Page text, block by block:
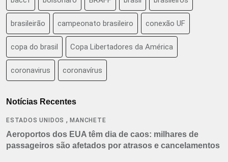
brasileirão campeonato brasileiro conexão UF
copa do brasil Copa Libertadores da América
coronavirus coronavírus
Notícias Recentes
ESTADOS UNIDOS ,MANCHETE
Aeroportos dos EUA têm dia de caos: milhares de
passageiros são afetados por atrasos e cancelamentos